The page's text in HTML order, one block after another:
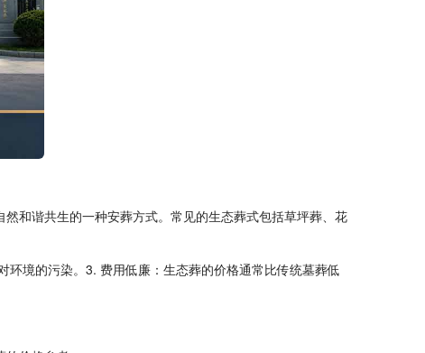
和谐共生的一种安葬方式。常见的生态葬式包括草坪葬、花
境的污染。3. 费用低廉：生态葬的价格通常比传统墓葬低